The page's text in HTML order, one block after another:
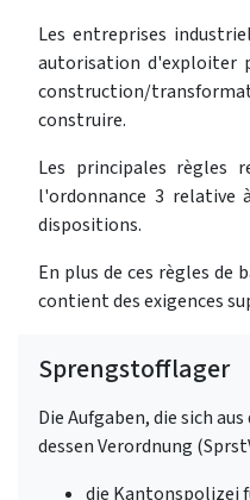
Les entreprises
autorisation d'exploiter
construction/
construire.
Les principales règles
l'ordonnance 3 relative
dispositions.
En plus de ces règles
contient des exigences
Sprengstofflager
Die Aufgaben, die sich
dessen Verordnung
die Kantonspolizei